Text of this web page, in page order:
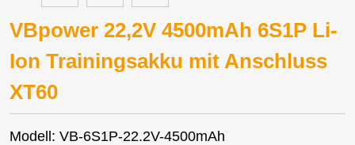
VBpower 22,2V 4500mAh 6S1P Li-
Ion Trainingsakku mit Anschluss
XT60
Modell: VB-6S1P-22.2V-4500mAh